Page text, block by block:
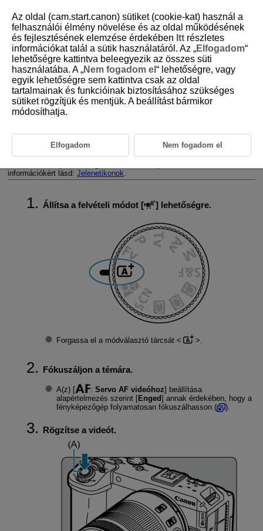
D388-030
A+: Teljesen automatikus felvétel
(Intelligens jelenetválasztó
automatika)
A fényképezőgép felismeri a jelenet típusát, és ennek megfelelően
megadja az összes beállítást. Az észlelt jelenettípus a képernyő bal
információkért lásd: Jelenetikonok.
Állítsa a felvételi módot [ ] lehetőségre.
Forgassa el a módválasztó tárcsát
Fókuszáljon a témára.
A(z) [ : Servo AF videóhoz] beállítása
alapértelmezés szerint [Enged] annak érdekében, hogy a
fényképezőgép folyamatosan fókuszálhasson (
).
Rögzítse a videót.
Az oldal (cam.start.canon) sütiket (cookie-kat) használ a
felhasználói élmény növelése és az oldal működésének
és fejlesztésének elemzése érdekében Itt részletes
információkat talál a sütik használatáról. Az „Elfogadom“
lehetőségre kattintva beleegyezik az összes süti
használatába. A „Nem fogadom el “ lehetőségre, vagy
egyik lehetőségre sem kattintva csak az oldal
tartalmainak és funkcióinak biztosításához szükséges
sütiket rögzítjük és mentjük. A beállítást bármikor
módosíthatja.
Elfogadom Nem fogadom el